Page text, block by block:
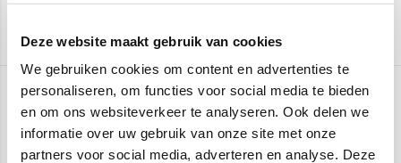
Deze website maakt gebruik van cookies
We gebruiken cookies om content en advertenties te
personaliseren, om functies voor social media te bieden
en om ons websiteverkeer te analyseren. Ook delen we
informatie over uw gebruik van onze site met onze
partners voor social media, adverteren en analyse. Deze
JTD
Montagesetje leveren wij er gratis bij mee.
Deze roetfilter past op:
JMJ
Aan verlanglijst toevoegen Toevoegen om te vergelijken / Afdrukken